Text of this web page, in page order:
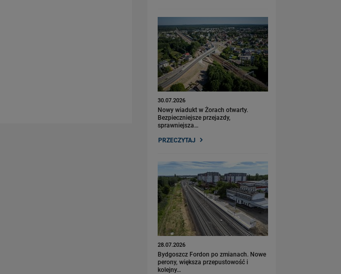
30.07.2026
Nowy wiadukt w Żorach otwarty.
Bezpieczniejsze przejazdy,
sprawniejsza…
PRZECZYTAJ
28.07.2026
Bydgoszcz Fordon po zmianach. Nowe
perony, większa przepustowość i
kolejny…